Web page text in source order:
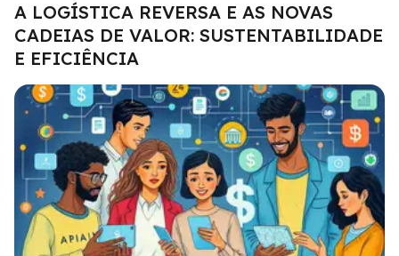
A LOGÍSTICA REVERSA E AS NOVAS
CADEIAS DE VALOR: SUSTENTABILIDADE
E EFICIÊNCIA